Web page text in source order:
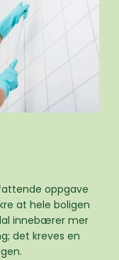
oppgave
at hele boligen
innebærer mer
det kreves en